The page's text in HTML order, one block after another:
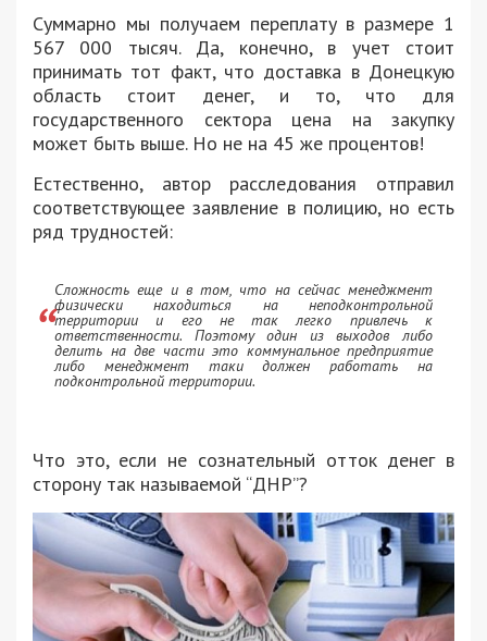
Суммарно мы получаем переплату в размере 1
567 000 тысяч. Да, конечно, в учет стоит
принимать тот факт, что доставка в Донецкую
область стоит денег, и то, что для
государственного сектора цена на закупку
может быть выше. Но не на 45 же процентов!
Естественно, автор расследования отправил
соответствующее заявление в полицию, но есть
ряд трудностей:
Сложность еще и в том, что на сейчас менеджмент
физически находиться на неподконтрольной
территории и его не так легко привлечь к
ответственности. Поэтому один из выходов либо
делить на две части это коммунальное предприятие
либо менеджмент таки должен работать на
подконтрольной территории.
Что это, если не сознательный отток денег в
сторону так называемой “ДНР”?